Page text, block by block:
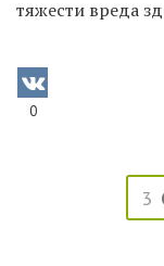
тяжести вреда
0
3